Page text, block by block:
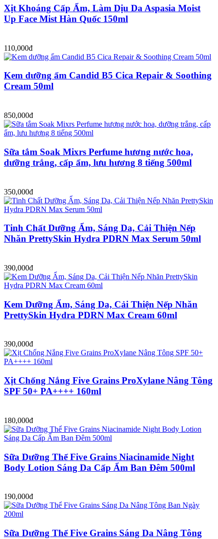
Xịt Khoáng Cấp Ẩm, Làm Dịu Da Aspasia Moist
Up Face Mist Hàn Quốc 150ml
110,000đ
Kem dưỡng ẩm Candid B5 Cica Repair & Soothing
Cream 50ml
850,000đ
Sữa tắm Soak Mixrs Perfume hương nước hoa,
dưỡng trắng, cấp ẩm, lưu hương 8 tiếng 500ml
350,000đ
Tinh Chất Dưỡng Ẩm, Sáng Da, Cải Thiện Nếp
Nhăn PrettySkin Hydra PDRN Max Serum 50ml
390,000đ
Kem Dưỡng Ẩm, Sáng Da, Cải Thiện Nếp Nhăn
PrettySkin Hydra PDRN Max Cream 60ml
390,000đ
Xịt Chống Nắng Five Grains ProXylane Nâng Tông
SPF 50+ PA++++ 160ml
180,000đ
Sữa Dưỡng Thể Five Grains Niacinamide Night
Body Lotion Sáng Da Cấp Ẩm Ban Đêm 500ml
190,000đ
Sữa Dưỡng Thể Five Grains Sáng Da Nâng Tông